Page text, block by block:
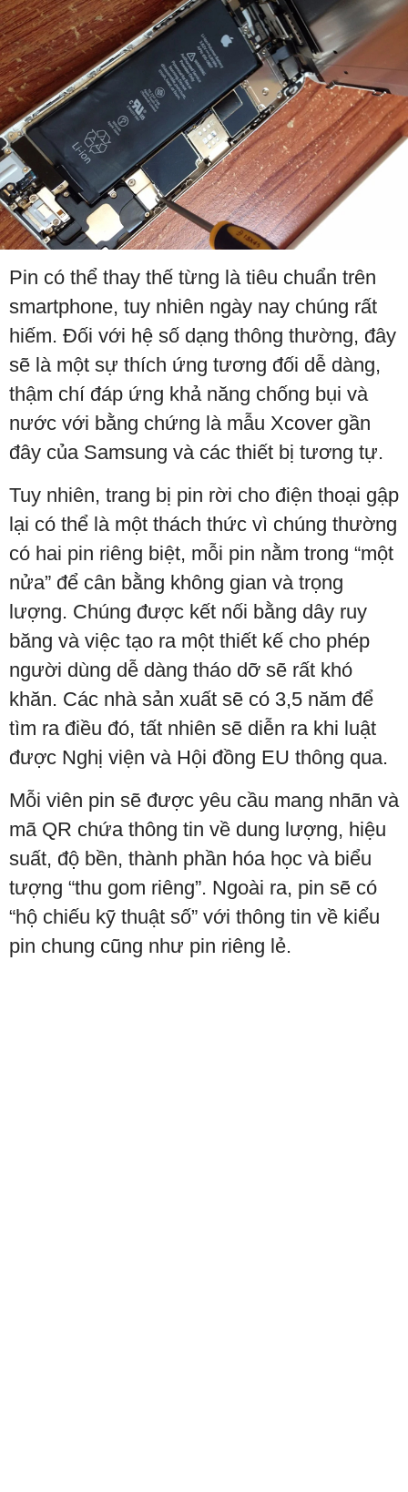
Pin có thể thay thế từng là tiêu chuẩn trên
smartphone, tuy nhiên ngày nay chúng rất
hiếm. Đối với hệ số dạng thông thường, đây
sẽ là một sự thích ứng tương đối dễ dàng,
thậm chí đáp ứng khả năng chống bụi và
nước với bằng chứng là mẫu Xcover gần
đây của Samsung và các thiết bị tương tự.
Tuy nhiên, trang bị pin rời cho điện thoại gập
lại có thể là một thách thức vì chúng thường
có hai pin riêng biệt, mỗi pin nằm trong “một
nửa” để cân bằng không gian và trọng
lượng. Chúng được kết nối bằng dây ruy
băng và việc tạo ra một thiết kế cho phép
người dùng dễ dàng tháo dỡ sẽ rất khó
khăn. Các nhà sản xuất sẽ có 3,5 năm để
tìm ra điều đó, tất nhiên sẽ diễn ra khi luật
được Nghị viện và Hội đồng EU thông qua.
Mỗi viên pin sẽ được yêu cầu mang nhãn và
mã QR chứa thông tin về dung lượng, hiệu
suất, độ bền, thành phần hóa học và biểu
tượng “thu gom riêng”. Ngoài ra, pin sẽ có
“hộ chiếu kỹ thuật số” với thông tin về kiểu
pin chung cũng như pin riêng lẻ.